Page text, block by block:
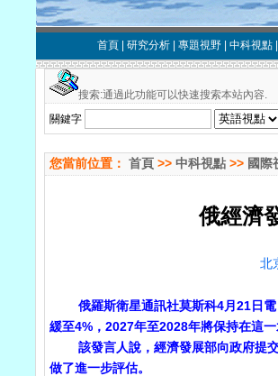
首頁 研究分析 專題視野 中科視點
搜索:通過此功能可以快速搜索本站內容.
關鍵字
您當前位置： 首頁 >> 中科視點 >> 國際
俄經濟
北
俄羅斯衛星通訊社莫斯科4月21日電
緩至4%，2027年至2028年將保持在這一
該發言人說，經濟發展部向政府提交
做了進一步評估。